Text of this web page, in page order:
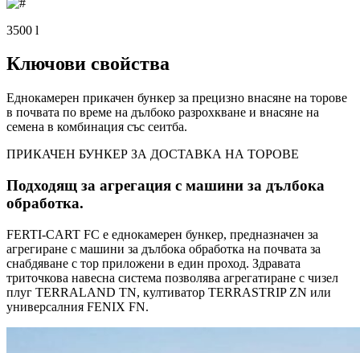
3500 l
Ключови свойства
Еднокамерен прикачен бункер за прецизно внасяне на торове
в почвата по време на дълбоко разрохкване и внасяне на
семена в комбинация със сеитба.
ПРИКАЧЕН БУНКЕР ЗА ДОСТАВКА НА ТОРОВЕ
Подходящ за агрегация с машини за дълбока
обработка.
FERTI-CART FC е еднокамерен бункер, предназначен за
агрегиране с машини за дълбока обработка на почвата за
снабдяване с тор приложени в един проход. Здравата
триточкова навесна система позволява агрегатиране с чизел
плуг TERRALAND TN, култиватор TERRASTRIP ZN или
универсалния FENIX FN.